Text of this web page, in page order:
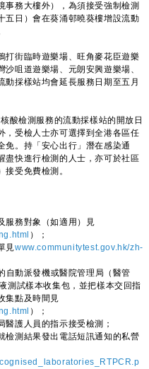
務大樓外），為須接受強制檢測
五日）會在葵涌邨曉葵樓增設流動
街臨時遊樂場、旺角麥花臣遊樂
咀道遊樂場、元朗安興遊樂場、
動採樣站均會延長服務日期至五月
檢測服務的流動採樣站的開放日
，受檢人士亦可選擇到全港各區任
免。持「安心出行」潛在感染通
盡快進行檢測的人士，亦可於社區
受免費檢測。
服務對象（如適用）見
）；
見www.communitytest.gov.hk/zh-
自動派發機或醫院管理局（醫管
測試樣本收集包，並把樣本交回指
集點及時間見
）；
醫護人員的指示接受檢測；
檢測結果發出電話短訊通知的私營